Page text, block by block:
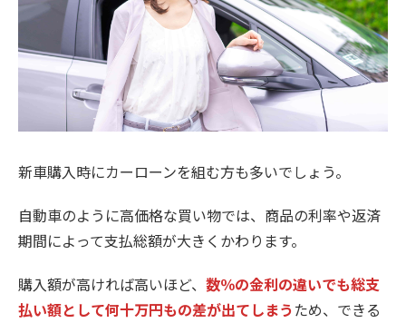
新車購入時にカーローンを組む方も多いでしょう。
自動車のように高価格な買い物では、商品の利率や返済
期間によって支払総額が大きくかわります。
購入額が高ければ高いほど、 数％の金利の違いでも総支
払い額として何十万円もの差が出てしまう ため、できる